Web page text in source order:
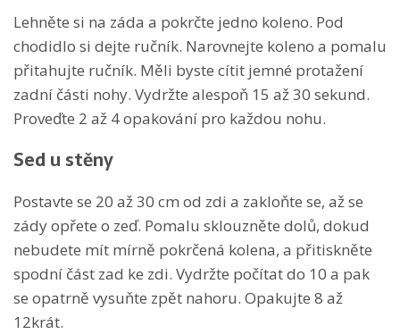
Lehněte si na záda a pokrčte jedno koleno. Pod
chodidlo si dejte ručník. Narovnejte koleno a pomalu
přitahujte ručník. Měli byste cítit jemné protažení
zadní části nohy. Vydržte alespoň 15 až 30 sekund.
Proveďte 2 až 4 opakování pro každou nohu.
Sed u stěny
Postavte se 20 až 30 cm od zdi a zakloňte se, až se
zády opřete o zeď. Pomalu sklouzněte dolů, dokud
nebudete mít mírně pokrčená kolena, a přitiskněte
spodní část zad ke zdi. Vydržte počítat do 10 a pak
se opatrně vysuňte zpět nahoru. Opakujte 8 až
12krát.